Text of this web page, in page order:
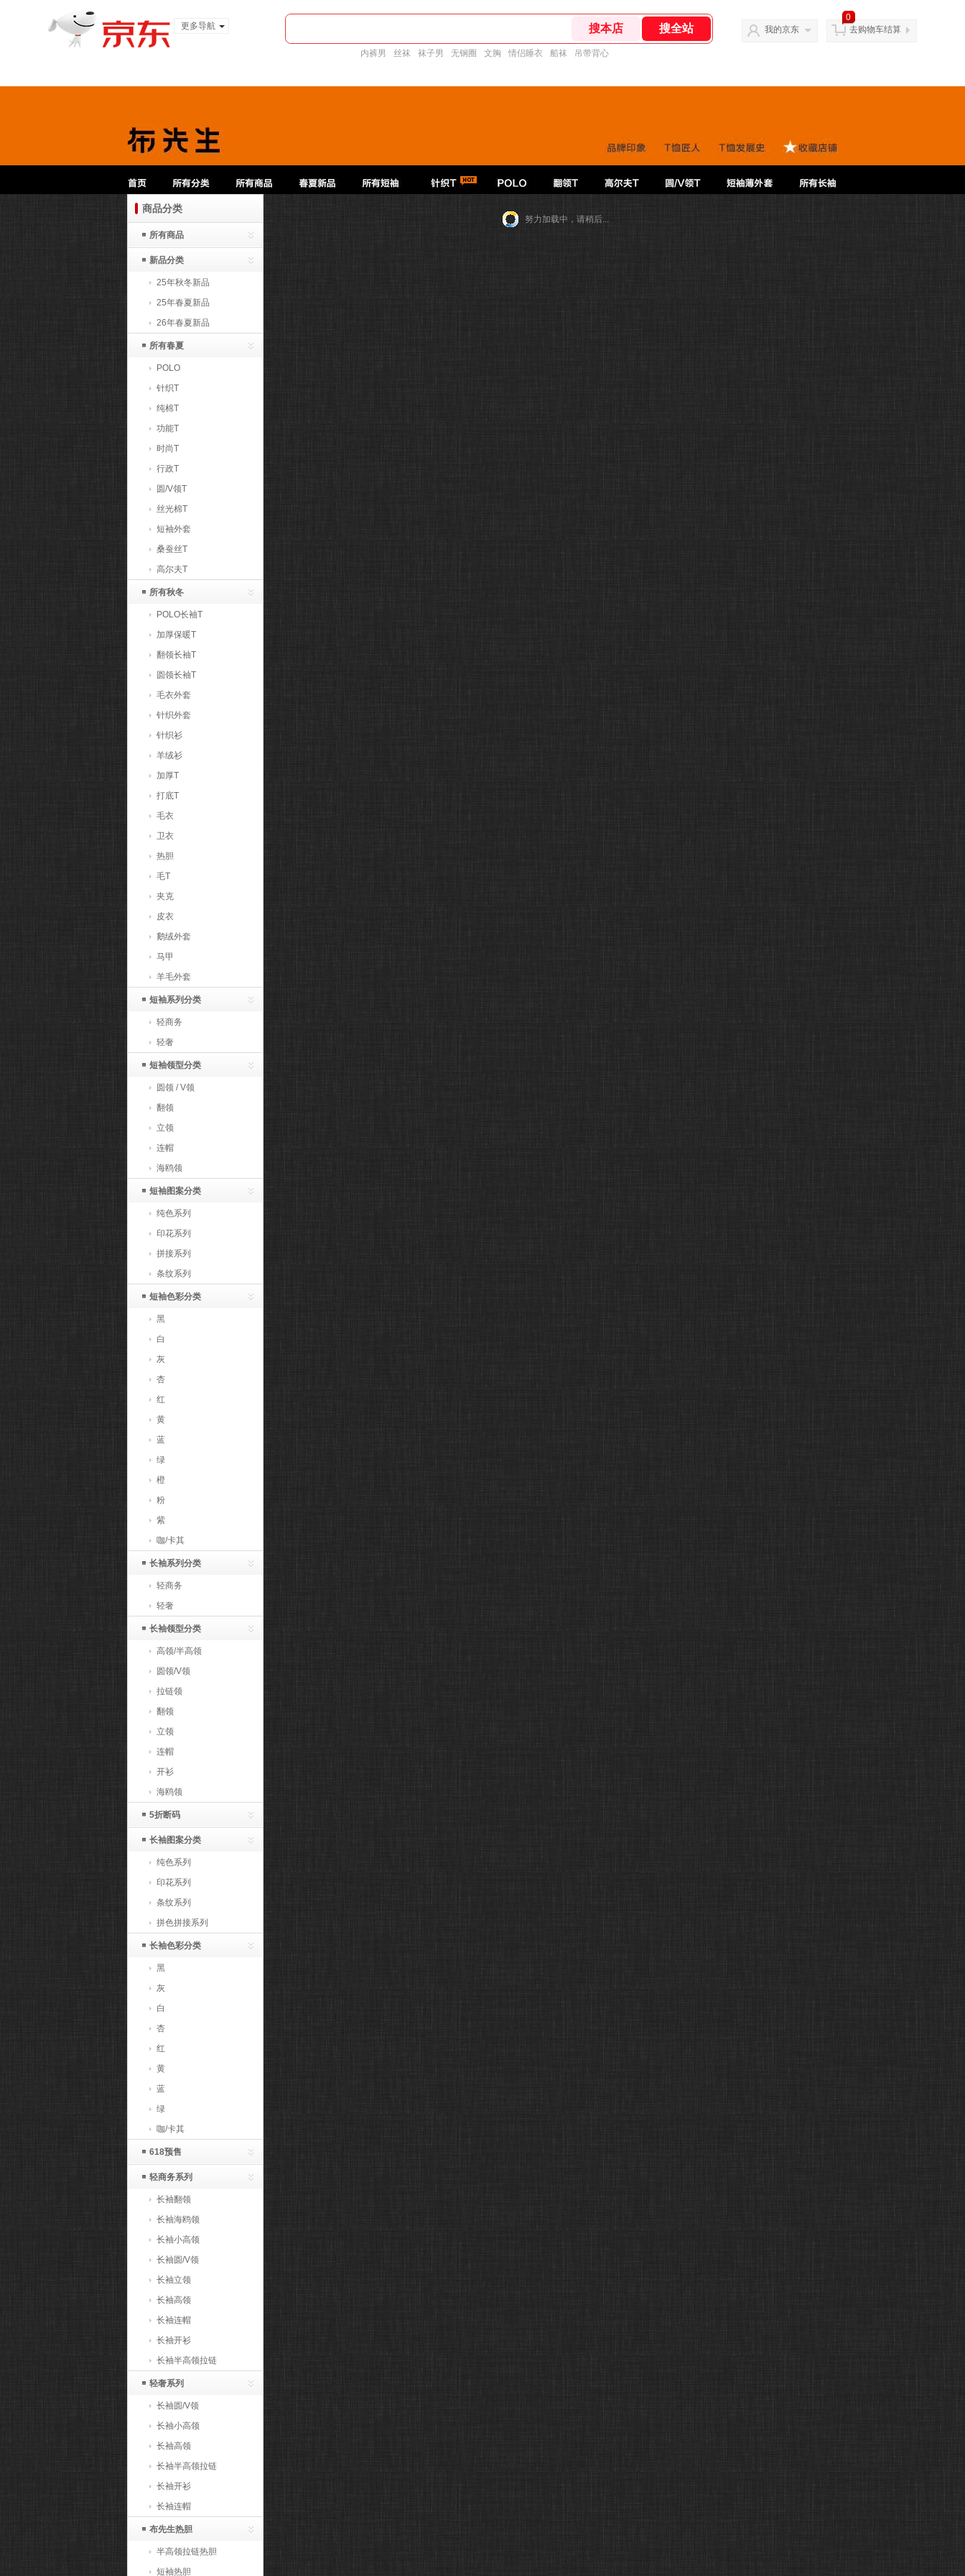
更多导航
内裤男 丝袜 袜子男 无钢圈 文胸 情侣睡衣 船袜 吊带背心
我的京东
0
去购物车结算
商品分类
所有商品
新品分类
25年秋冬新品
25年春夏新品
26年春夏新品
所有春夏
POLO
针织T
纯棉T
功能T
时尚T
行政T
圆/V领T
丝光棉T
短袖外套
桑蚕丝T
高尔夫T
所有秋冬
POLO长袖T
加厚保暖T
翻领长袖T
圆领长袖T
毛衣外套
针织外套
针织衫
羊绒衫
加厚T
打底T
毛衣
卫衣
热胆
毛T
夹克
皮衣
鹅绒外套
马甲
羊毛外套
短袖系列分类
轻商务
轻奢
短袖领型分类
圆领 / V领
翻领
立领
连帽
海鸥领
短袖图案分类
纯色系列
印花系列
拼接系列
条纹系列
短袖色彩分类
黑
白
灰
杏
红
黄
蓝
绿
橙
粉
紫
咖/卡其
长袖系列分类
轻商务
轻奢
长袖领型分类
高领/半高领
圆领/V领
拉链领
翻领
立领
连帽
开衫
海鸥领
5折断码
长袖图案分类
纯色系列
印花系列
条纹系列
拼色拼接系列
长袖色彩分类
黑
灰
白
杏
红
黄
蓝
绿
咖/卡其
618预售
轻商务系列
长袖翻领
长袖海鸥领
长袖小高领
长袖圆/V领
长袖立领
长袖高领
长袖连帽
长袖开衫
长袖半高领拉链
轻奢系列
长袖圆/V领
长袖小高领
长袖高领
长袖半高领拉链
长袖开衫
长袖连帽
布先生热胆
半高领拉链热胆
短袖热胆
努力加载中，请稍后...